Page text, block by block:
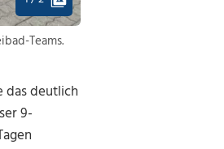
Teams.
das deutlich
9-